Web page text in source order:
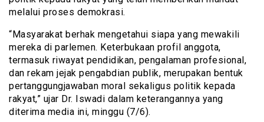
melalui proses demokrasi.
“Masyarakat berhak mengetahui siapa yang mewakili
mereka di parlemen. Keterbukaan profil anggota,
termasuk riwayat pendidikan, pengalaman profesional,
dan rekam jejak pengabdian publik, merupakan bentuk
pertanggungjawaban moral sekaligus politik kepada
rakyat,” ujar Dr. Iswadi dalam keterangannya yang
diterima media ini, minggu (7/6).